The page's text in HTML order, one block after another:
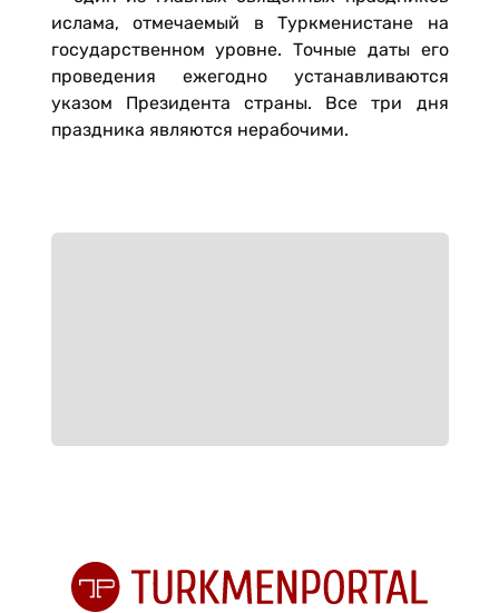
ислама, отмечаемый в Туркменистане на
государственном уровне. Точные даты его
проведения ежегодно устанавливаются
указом Президента страны. Все три дня
праздника являются нерабочими.